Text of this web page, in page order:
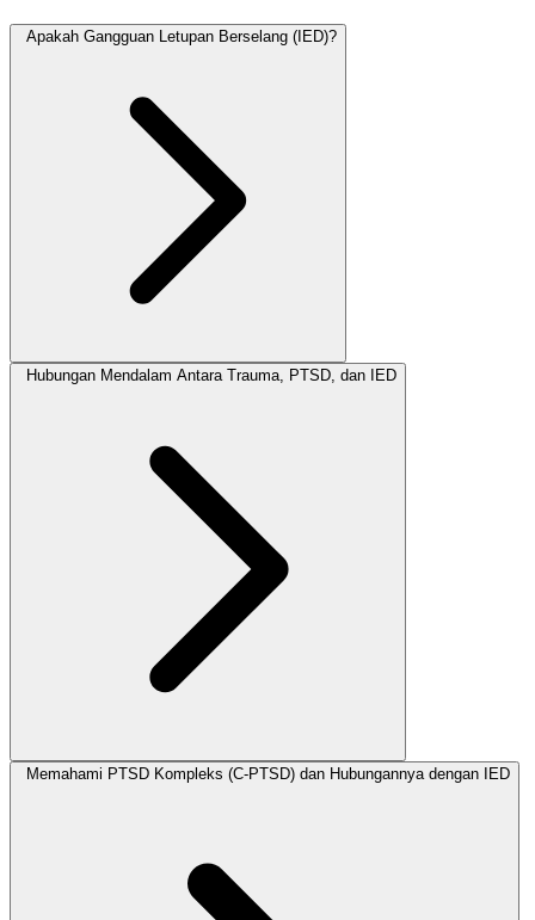
Apakah Gangguan Letupan Berselang (IED)?
Hubungan Mendalam Antara Trauma, PTSD, dan IED
Memahami PTSD Kompleks (C-PTSD) dan Hubungannya dengan IED